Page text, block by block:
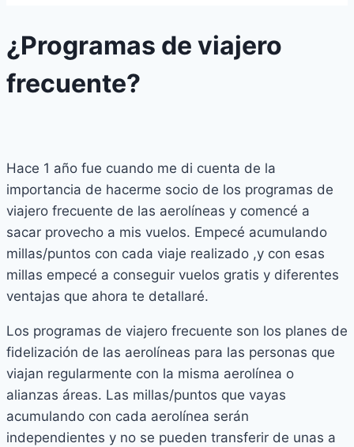
¿Programas de viajero
frecuente?
Hace 1 año fue cuando me di cuenta de la
importancia de hacerme socio de los programas de
viajero frecuente de las aerolíneas y comencé a
sacar provecho a mis vuelos. Empecé acumulando
millas/puntos con cada viaje realizado ,y con esas
millas empecé a conseguir vuelos gratis y diferentes
ventajas que ahora te detallaré.
Los programas de viajero frecuente son los planes de
fidelización de las aerolíneas para las personas que
viajan regularmente con la misma aerolínea o
alianzas áreas. Las millas/puntos que vayas
acumulando con cada aerolínea serán
independientes y no se pueden transferir de unas a